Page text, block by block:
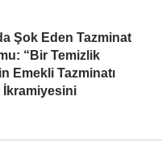
Şok Eden Tazminat
“Bir Temizlik
Emekli Tazminatı
İkramiyesini